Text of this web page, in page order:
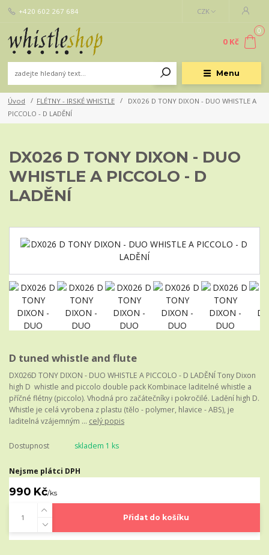
Menu
CZK
+420 602 267 684
0
0 Kč
Úvod FLÉTNY - IRSKÉ WHISTLE
DX026 D TONY DIXON - DUO WHISTLE A
PICCOLO - D LADĚNÍ
DX026 D TONY DIXON - DUO
WHISTLE A PICCOLO - D
LADĚNÍ
D tuned whistle and flute
DX026D TONY DIXON - DUO WHISTLE A PICCOLO - D LADĚNÍ Tony Dixon
high D whistle and piccolo double pack Kombinace laditelné whistle a
příčné flétny (piccolo). Vhodná pro začátečníky i pokročilé. Ladění high D.
Whistle je celá vyrobena z plastu (tělo - polymer, hlavice - ABS), je
laditelná vzájemným ... celý popis
Dostupnost skladem 1 ks
Nejsme plátci DPH
990 Kč/ks
Přidat do košíku